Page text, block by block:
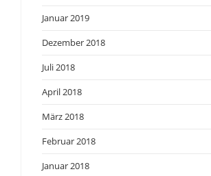
Januar 2019
Dezember 2018
Juli 2018
April 2018
März 2018
Februar 2018
Januar 2018